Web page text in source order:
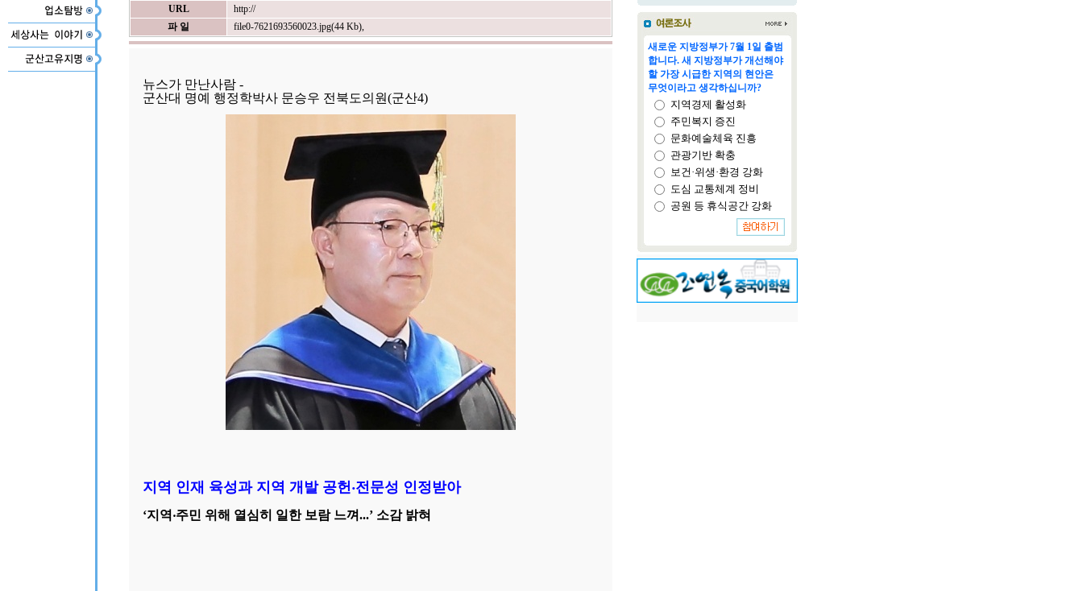
URL
http://
파 일
file0-7621693560023.jpg(44 Kb),
뉴스가 만난사람 -
군산대 명예 행정학박사 문승우 전북도의원(군산4)
지역 인재 육성과 지역 개발 공헌‧전문성 인정받아
‘지역‧주민 위해 열심히 일한 보람 느껴...’ 소감 밝혀
새로운 지방정부가 7월 1일 출범
합니다. 새 지방정부가 개선해야
할 가장 시급한 지역의 현안은
무엇이라고 생각하십니까?
지역경제 활성화
주민복지 증진
문화예술체육 진흥
관광기반 확충
보건·위생·환경 강화
도심 교통체계 정비
공원 등 휴식공간 강화